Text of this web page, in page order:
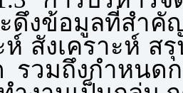
ะดึงข้อมูลที่
ห์ สังเคราะห์
รวมถึงกำหนด